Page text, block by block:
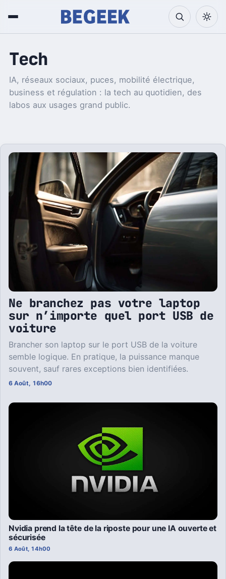
Tech
IA, réseaux sociaux, puces, mobilité électrique,
business et régulation : la tech au quotidien, des
labos aux usages grand public.
Ne branchez pas votre laptop
sur n’importe quel port USB de
voiture
Brancher son laptop sur le port USB de la voiture
semble logique. En pratique, la puissance manque
souvent, sauf rares exceptions bien identifiées.
6 Août, 16h00
Nvidia prend la tête de la riposte pour une IA ouverte et
sécurisée
6 Août, 14h00